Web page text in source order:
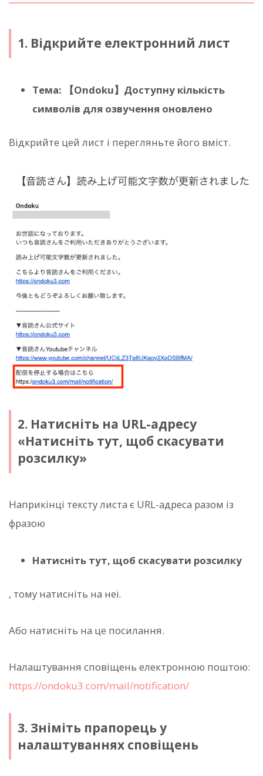
1. Відкрийте електронний лист
Тема: 【Ondoku】Доступну кількість
символів для озвучення оновлено
Відкрийте цей лист і перегляньте його вміст.
2. Натисніть на URL-адресу
«Натисніть тут, щоб скасувати
розсилку»
Наприкінці тексту листа є URL-адреса разом із
фразою
Натисніть тут, щоб скасувати розсилку
, тому натисніть на неї.
Або натисніть на це посилання.
Налаштування сповіщень електронною поштою:
https://ondoku3.com/mail/notification/
3. Зніміть прапорець у
налаштуваннях сповіщень